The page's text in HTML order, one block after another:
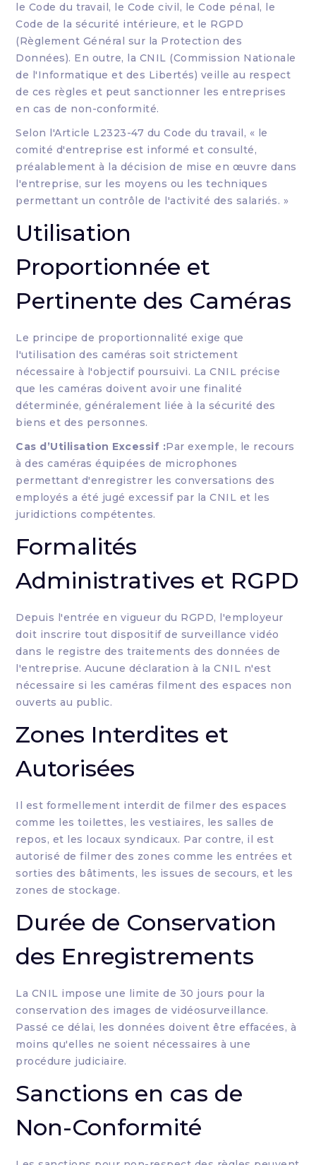
le Code du travail, le Code civil, le Code pénal, le
Code de la sécurité intérieure, et le RGPD
(Règlement Général sur la Protection des
Données). En outre, la CNIL (Commission Nationale
de l'Informatique et des Libertés) veille au respect
de ces règles et peut sanctionner les entreprises
en cas de non-conformité.
Selon l'Article L2323-47 du Code du travail, « le
comité d'entreprise est informé et consulté,
préalablement à la décision de mise en œuvre dans
l'entreprise, sur les moyens ou les techniques
permettant un contrôle de l'activité des salariés. »
Utilisation
Proportionnée et
Pertinente des Caméras
Le principe de proportionnalité exige que
l'utilisation des caméras soit strictement
nécessaire à l'objectif poursuivi. La CNIL précise
que les caméras doivent avoir une finalité
déterminée, généralement liée à la sécurité des
biens et des personnes.
Cas d’Utilisation Excessif :Par exemple, le recours
à des caméras équipées de microphones
permettant d'enregistrer les conversations des
employés a été jugé excessif par la CNIL et les
juridictions compétentes.
Formalités
Administratives et RGPD
Depuis l'entrée en vigueur du RGPD, l'employeur
doit inscrire tout dispositif de surveillance vidéo
dans le registre des traitements des données de
l'entreprise. Aucune déclaration à la CNIL n'est
nécessaire si les caméras filment des espaces non
ouverts au public.
Zones Interdites et
Autorisées
Il est formellement interdit de filmer des espaces
comme les toilettes, les vestiaires, les salles de
repos, et les locaux syndicaux. Par contre, il est
autorisé de filmer des zones comme les entrées et
sorties des bâtiments, les issues de secours, et les
zones de stockage.
Durée de Conservation
des Enregistrements
La CNIL impose une limite de 30 jours pour la
conservation des images de vidéosurveillance.
Passé ce délai, les données doivent être effacées, à
moins qu'elles ne soient nécessaires à une
procédure judiciaire.
Sanctions en cas de
Non-Conformité